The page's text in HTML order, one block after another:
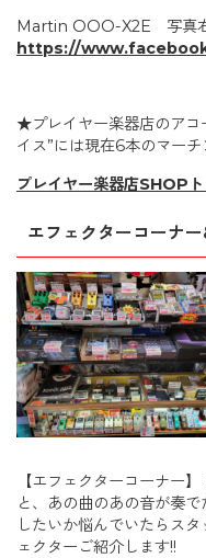
Martin OOO-X2E 写真
https://
★プレイヤー楽器店のアコ
イス”には現在6本のマーチ
プレイヤー楽器店SHOP
エフェクターコーナ
【エフェクターコーナー
と、あの曲のあの音が奏
したいか悩んでいたらス
ェクターご紹介します!!